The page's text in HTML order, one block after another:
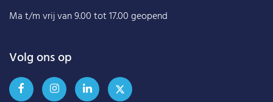
Ma t/m vrij van 9.00 tot 17.00 geopend
Volg ons op